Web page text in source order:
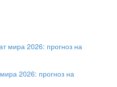
2026: прогноз на